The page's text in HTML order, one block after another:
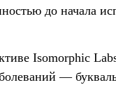
до начала
Isomorphic
—